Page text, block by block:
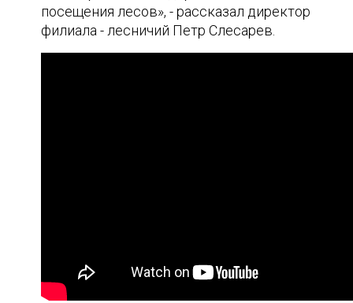
посещения лесов», - рассказал директор
филиала - лесничий Петр Слесарев.